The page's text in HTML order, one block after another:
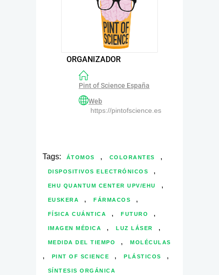
ORGANIZADOR
Pint of Science España
Web
https://pintofscience.es
Tags: ÁTOMOS , COLORANTES ,
DISPOSITIVOS ELECTRÓNICOS ,
EHU QUANTUM CENTER UPV/EHU ,
EUSKERA , FÁRMACOS ,
FÍSICA CUÁNTICA , FUTURO ,
IMAGEN MÉDICA , LUZ LÁSER ,
MEDIDA DEL TIEMPO , MOLÉCULAS
, PINT OF SCIENCE , PLÁSTICOS ,
SÍNTESIS ORGÁNICA